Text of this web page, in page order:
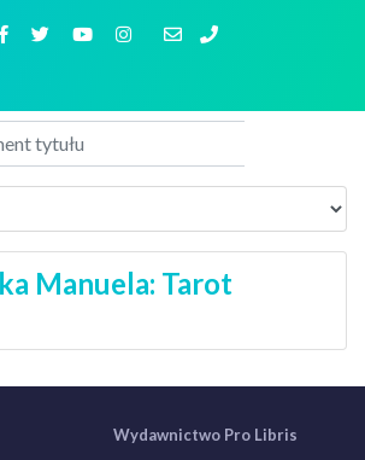
Manuela: Tarot
Wydawnictwo Pro Libris